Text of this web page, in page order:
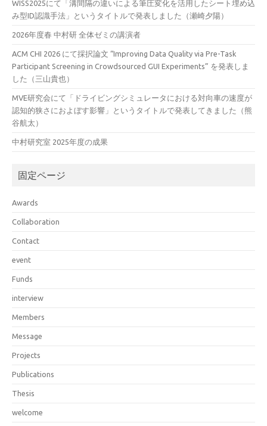
WISS2025にて「溝間隔の違いによる筆圧変化を活用したシート埋め込
み型ID認識手法」というタイトルで発表しました（瀬崎夕陽）
2026年度春 中村研 全体ゼミの講演者
ACM CHI 2026 にて採択論文 “Improving Data Quality via Pre-Task
Participant Screening in Crowdsourced GUI Experiments” を発表しま
した（三山貴也）
MVE研究会にて「ドライビングシミュレータにおける対向車の速度が
認知的狭さにおよぼす影響」というタイトルで発表してきました（熊
谷航太）
中村研究室 2025年度の成果
固定ページ
Awards
Collaboration
Contact
event
Funds
interview
Members
Message
Projects
Publications
Thesis
welcome